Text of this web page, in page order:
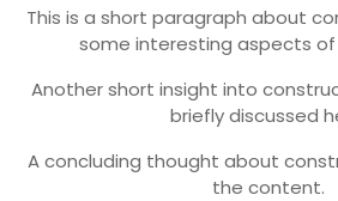
This is a short paragraph about
some interesting aspects
Another short insight into
briefly discussed
A concluding thought about
the content.